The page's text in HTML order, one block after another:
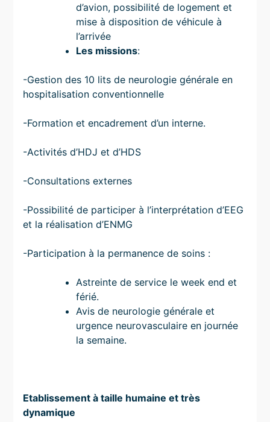
d’avion, possibilité de logement et
mise à disposition de véhicule à
l’arrivée
Les missions:
-Gestion des 10 lits de neurologie générale en
hospitalisation conventionnelle
-Formation et encadrement d’un interne.
-Activités d’HDJ et d’HDS
-Consultations externes
-Possibilité de participer à l’interprétation d’EEG
et la réalisation d’ENMG
-Participation à la permanence de soins :
Astreinte de service le week end et
férié.
Avis de neurologie générale et
urgence neurovasculaire en journée
la semaine.
Etablissement à taille humaine et très
dynamique